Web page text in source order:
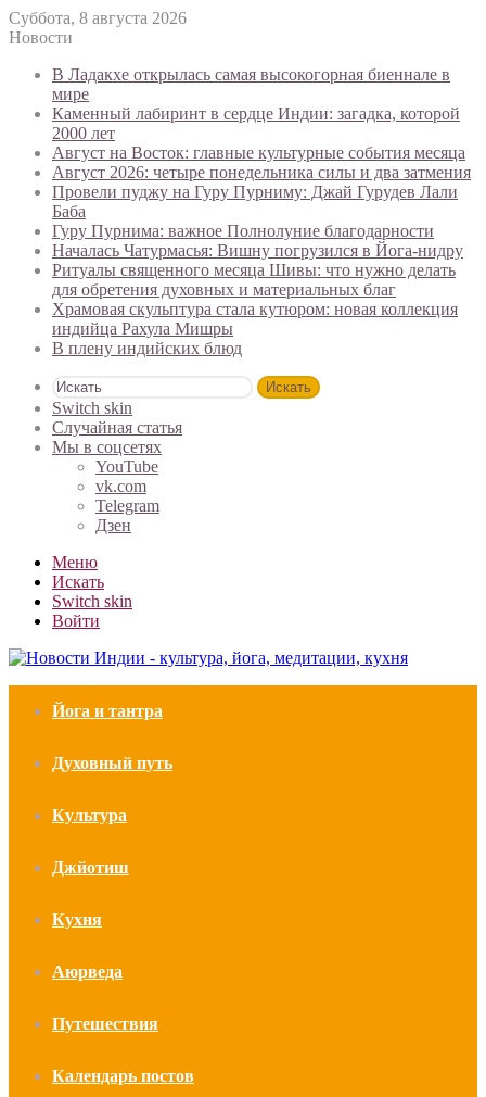
Суббота, 8 августа 2026
Новости
В Ладакхе открылась самая высокогорная биеннале в
мире
Каменный лабиринт в сердце Индии: загадка, которой
2000 лет
Август на Восток: главные культурные события месяца
Август 2026: четыре понедельника силы и два затмения
Провели пуджу на Гуру Пурниму: Джай Гурудев Лали
Баба
Гуру Пурнима: важное Полнолуние благодарности
Началась Чатурмасья: Вишну погрузился в Йога-нидру
Ритуалы священного месяца Шивы: что нужно делать
для обретения духовных и материальных благ
Храмовая скульптура стала кутюром: новая коллекция
индийца Рахула Мишры
В плену индийских блюд
Искать
Switch skin
Случайная статья
Мы в соцсетях
YouTube
vk.com
Telegram
Дзен
Меню
Искать
Switch skin
Войти
Йога и тантра
Духовный путь
Культура
Джйотиш
Кухня
Аюрведа
Путешествия
Календарь постов